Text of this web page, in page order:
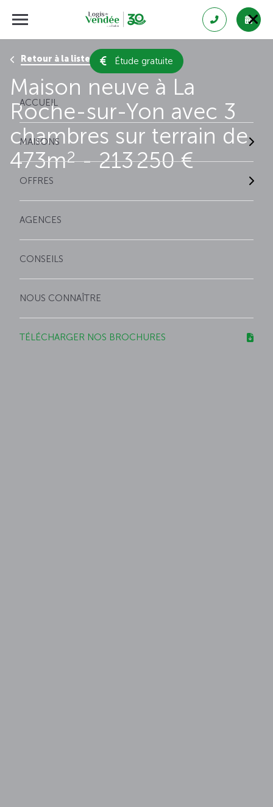
Étude gratuite
ACCUEIL
MAISONS
OFFRES
AGENCES
CONSEILS
NOUS CONNAÎTRE
TÉLÉCHARGER NOS BROCHURES
Retour à la liste des résultats
Maison neuve à La
Roche-sur-Yon avec 3
chambres sur terrain de
473m2- 213 250 €